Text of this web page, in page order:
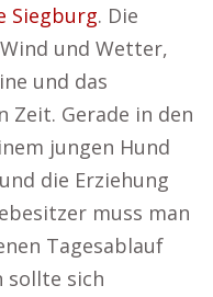
Siegburg. Die
und Wetter,
und das
Zeit. Gerade in den
jungen Hund
die Erziehung
muss man
Tagesablauf
sollte sich